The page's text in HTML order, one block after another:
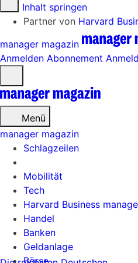
Zum Inhalt springen
Partner von Harvard
manager magazin
Anmelden Abonnement
öffnen
Menü
Schlagzeilen
Mobilität
Tech
Harvard Business
Handel
Banken
Geldanlage
Börse
manager magazin